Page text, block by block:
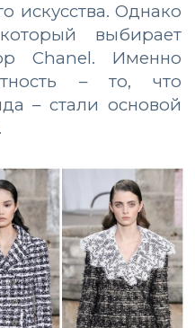
искусства. Однако
выбирает
Chanel. Именно
– то, что
– стали основой